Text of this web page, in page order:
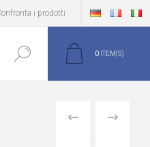
i prodotti
0 ITEM(S)
PREVIOUS
NEXT